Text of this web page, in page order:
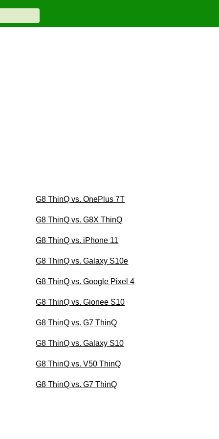
G8 ThinQ vs. OnePlus 7T
G8 ThinQ vs. G8X ThinQ
G8 ThinQ vs. iPhone 11
G8 ThinQ vs. Galaxy S10e
G8 ThinQ vs. Google Pixel 4
G8 ThinQ vs. Gionee S10
G8 ThinQ vs. G7 ThinQ
G8 ThinQ vs. Galaxy S10
G8 ThinQ vs. V50 ThinQ
G8 ThinQ vs. G7 ThinQ